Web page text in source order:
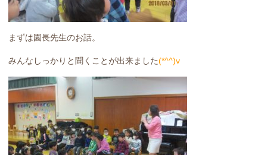
まずは園長先生のお話。
みんなしっかりと聞くことが出来ました(*^^)v